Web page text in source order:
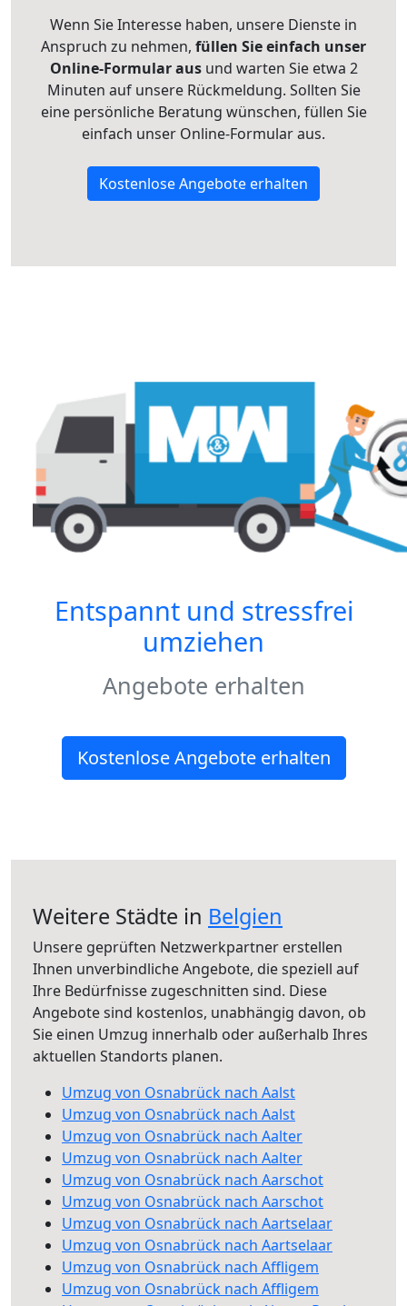
Wenn Sie Interesse haben, unsere Dienste in
Anspruch zu nehmen, füllen Sie einfach unser
Online-Formular ausund warten Sie etwa 2
Minuten auf unsere Rückmeldung. Sollten Sie
eine persönliche Beratung wünschen, füllen Sie
einfach unser Online-Formular aus.
Kostenlose Angebote erhalten
Entspannt und stressfrei
umziehen
Angebote erhalten
Kostenlose Angebote erhalten
Weitere Städte in Belgien
Unsere geprüften Netzwerkpartner erstellen
Ihnen unverbindliche Angebote, die speziell auf
Ihre Bedürfnisse zugeschnitten sind. Diese
Angebote sind kostenlos, unabhängig davon, ob
Sie einen Umzug innerhalb oder außerhalb Ihres
aktuellen Standorts planen.
Umzug von Osnabrück nach Aalst
Umzug von Osnabrück nach Aalst
Umzug von Osnabrück nach Aalter
Umzug von Osnabrück nach Aalter
Umzug von Osnabrück nach Aarschot
Umzug von Osnabrück nach Aarschot
Umzug von Osnabrück nach Aartselaar
Umzug von Osnabrück nach Aartselaar
Umzug von Osnabrück nach Affligem
Umzug von Osnabrück nach Affligem